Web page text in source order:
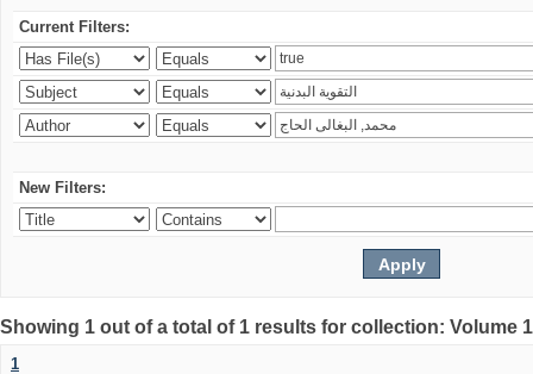
Current Filters:
New Filters:
Showing 1 out of a total of 1 results for collection: Volume
1